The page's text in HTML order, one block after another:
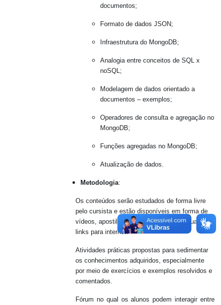
documentos;
Formato de dados JSON;
Infraestrutura do MongoDB;
Analogia entre conceitos de SQL x
noSQL;
Modelagem de dados orientado a
documentos – exemplos;
Operadores de consulta e agregação no
MongoDB;
Funções agregadas no MongoDB;
Atualização de dados.
Metodologia:
Os conteúdos serão estudados de forma livre
pelo cursista e estão disponíveis em forma de
vídeos, apostila, tutoriais, materiais textuais e
links para internet.
Atividades práticas propostas para sedimentar
os conhecimentos adquiridos, especialmente
por meio de exercícios e exemplos resolvidos e
comentados.
Fórum no qual os alunos podem interagir entre